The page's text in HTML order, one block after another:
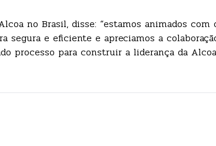
no Brasil, disse: “estamos animados com
e eficiente e apreciamos a
processo para construir a liderança da